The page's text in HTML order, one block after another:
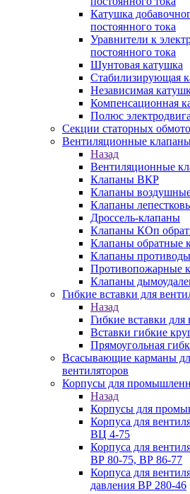
Катушка
постоянного тока
Уравнители к
постоянного тока
Шунтовая катушка
Стабилизирующая
Независимая
Компенсационная
Полюс
Секции статорных
Вентиляционные
Назад
Вентиляционные
Клапаны ВКР
Клапаны
Клапаны
Дроссель-клапаны
Клапаны КОп
Клапаны обратные
Клапаны
Противопожарные
Клапаны
Гибкие вставки для
Назад
Гибкие вставки для
Вставки гибкие
Прямоугольная
Всасывающие карманы
вентиляторов
Корпусы для
Назад
Корпусы для
Корпуса для
ВЦ 4-75
Корпуса для
ВР 80-75, ВР 86-77
Корпуса для
давления ВР 280-46